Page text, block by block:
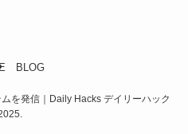
BLOG
を発信｜Daily Hacks デイリーハック